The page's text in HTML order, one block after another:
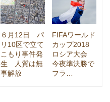
６月12日 パ
リ10区で立て
こもり事件発
生 人質は無
事解放
FIFAワールド
カップ2018
ロシア大会
今夜準決勝で
フラ…